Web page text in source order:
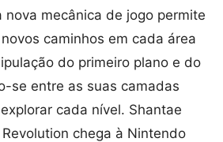
nova mecânica de jogo permite
caminhos em cada área
do primeiro plano e do
se entre as suas camadas
cada nível. Shantae
chega à Nintendo